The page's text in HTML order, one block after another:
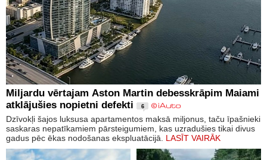
Miljardu vērtajam Aston Martin debesskrāpim Maiami
atklājušies nopietni defekti
6
Dzīvokļi šajos luksusa apartamentos maksā miljonus, taču īpašnieki
saskaras nepatīkamiem pārsteigumiem, kas uzradušies tikai divus
gadus pēc ēkas nodošanas ekspluatācijā. LASĪT VAIRĀK